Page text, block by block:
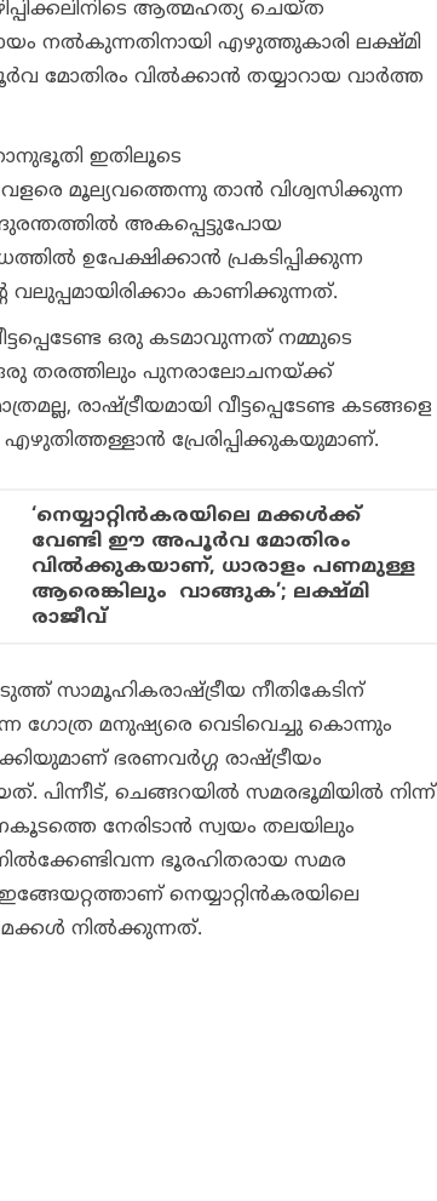
ആത്മഹത്യ ചെയ്ത
നല്‍കുന്നതിനായി എഴുത്തുകാരി ലക്ഷ്മി
മോതിരം വില്‍ക്കാന്‍ തയ്യാറായ വാര്‍ത്ത
ഇതിലൂടെ
വളരെ മൂല്യവത്തെന്നു താന്‍ വിശ്വസിക്കുന്ന
അകപ്പെട്ടുപോയ
ഉപേക്ഷിക്കാന്‍ പ്രകടിപ്പിക്കുന്ന
കാണിക്കുന്നത്.
ഒരു കടമാവുന്നത് നമ്മുടെ
തരത്തിലും പുനരാലോചനയ്ക്ക്
രാഷ്ട്രീയമായി വീട്ടപ്പെടേണ്ട കടങ്ങളെ
എഴുതിത്തള്ളാന്‍ പ്രേരിപ്പിക്കുകയുമാണ്.
‘നെയ്യാറ്റിന്‍കരയിലെ മക്കള്‍ക്ക്
വേണ്ടി ഈ അപൂര്‍വ മോതിരം
വില്‍ക്കുകയാണ്, ധാരാളം പണമുള്ള
ആരെങ്കിലും വാങ്ങുക’; ലക്ഷ്മി
രാജീവ്
സാമൂഹികരാഷ്ട്രീയ നീതികേടിന്
ഗോത്ര മനുഷ്യരെ വെടിവെച്ചു കൊന്നും
ഭരണവര്‍ഗ്ഗ രാഷ്ട്രീയം
പിന്നീട്, ചെങ്ങറയില്‍ സമരഭൂമിയില്‍ നിന്ന്
നേരിടാന്‍ സ്വയം തലയിലും
ഭൂരഹിതരായ സമര
നെയ്യാറ്റിന്‍കരയിലെ
മക്കള്‍ നില്‍ക്കുന്നത്.